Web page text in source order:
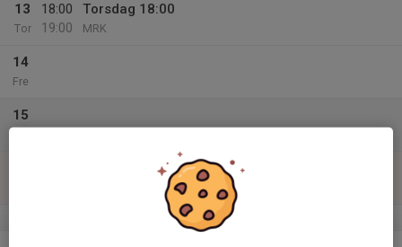
13
Tor
18:00
19:00
Torsdag 18:00
MRK
14
Fre
15
v.12